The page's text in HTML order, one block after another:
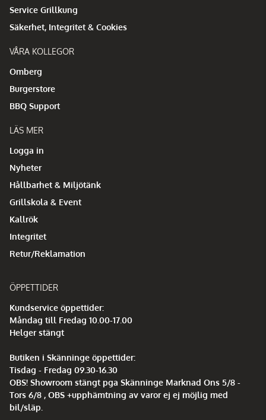
Service Grillkung
Säkerhet, Integritet & Cookies
VÅRA KOLLEGOR
Omberg
Burgerstore
BBQ Support
LÄS MER
Logga in
Nyheter
Hållbarhet & Miljötänk
Grillskola & Event
Kallrök
Integritet
Retur/Reklamation
ÖPPETTIDER
Kundservice öppettider:
Måndag till Fredag 10.00-17.00
Helger stängt
Butiken i Skänninge öppettider:
Tisdag - Fredag 09.30-16.30
OBS! Showroom stängt pga Skänninge Marknad Ons 5/8 -
Tors 6/8 , OBS +upphämtning av varor ej ej möjlig med
bil/släp.